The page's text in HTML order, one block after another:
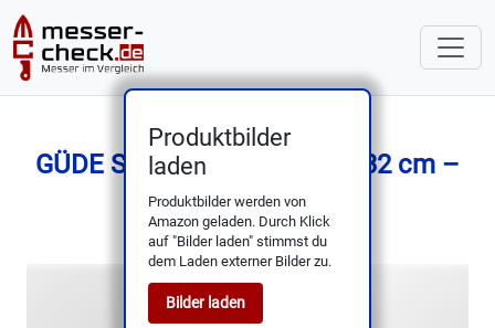
Produktbilder
laden
Produktbilder werden von
Amazon geladen. Durch Klick
auf "Bilder laden" stimmst du
dem Laden externer Bilder zu.
Bilder laden
GÜDE Solingen Brotmesser 32 cm –
Alpha Fasseiche